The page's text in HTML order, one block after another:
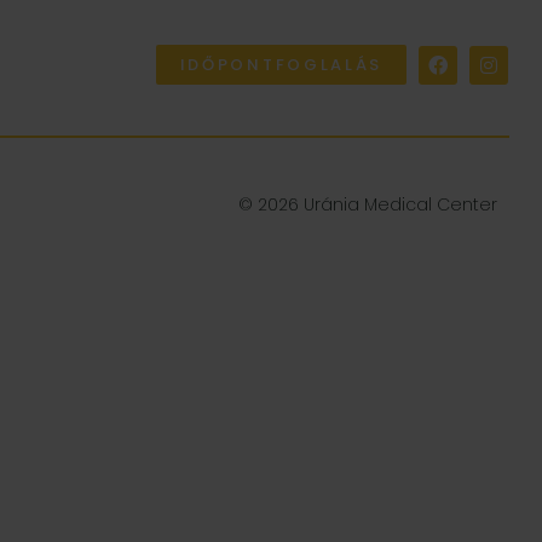
IDŐPONTFOGLALÁS
© 2026 Uránia Medical Center